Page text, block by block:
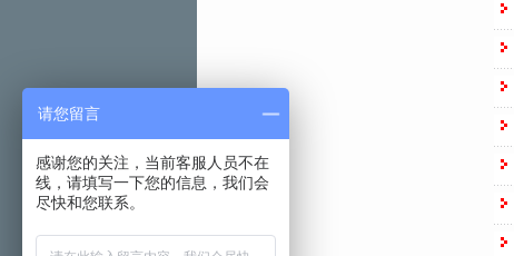
请您留言
感谢您的关注，当前客服人员不在
线，请填写一下您的信息，我们会
尽快和您联系。